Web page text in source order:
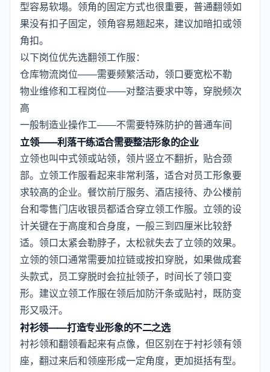
型容易软塌。领角的固定方式也很重要，普通翻领如
果没有扣子固定，领角容易翘起来，建议加暗扣或领
角扣。
以下岗位优先选翻领工作服：
仓库物流岗位——需要频繁活动，领口要宽松不勒
物业维修和工程岗位——对整洁要求中等，穿脱频次
高
一般制造业操作工——不需要特殊防护的普通车间
立领——利落干练适合需要整洁形象的企业
立领也叫中式领或站领，领片竖立不翻折，贴合颈
部。立领工作服看起来非常利落，适合对员工形象要
求较高的企业。餐饮前厅服务、酒店接待、办公楼前
台和零售门店收银员都适合穿立领工作服。立领的设
计关键在于高度和合身度，一般三到四厘米比较舒
适。领口太紧会勒脖子，太松就失去了立领的效果。
立领的领口通常需要加拉链或按扣穿脱，如果做成套
头款式，员工穿脱时会拉扯领子，时间长了领口变
形。建议立领工作服在领后加防汗条或贴衬，既防变
形又吸汗。
衬衫领——打造专业形象的不二之选
衬衫领和翻领看起来有点像，但区别在于衬衫领有领
座，翻过来后和领座形成一定角度，更加挺括有型。